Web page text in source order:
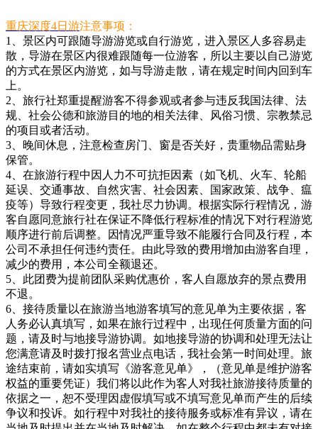
重庆深度4日游注意事项：
1、景区内可跟随导游游览或自行游览，进入景区人多容易走
散，导游在景区内很难跟随每一位游客，所以主要以自己游览
的方式在景区内游览，如与导游走散，请在规定时间内回到车
上。
2、旅行社郑重提醒游客不得参观或者参与违反我国法律、法
规、社会公德和旅游目的地的相关法律、风俗习惯、宗教禁忌
的项目或者活动。
3、晚间休息，注意检查房门、窗是否关好，贵重物品需贴身
保管。
4、在旅游行程中因人力不可抗拒因素（如飞机、火车、轮船
延误、交通事故、自然灾害、社会因素、国家政策、战争、瘟
疫等）导致行程变更，我社尽力协调。根据实际行程情况，游
客自愿同意旅行社在保证不降低行程标准的情况下对行程游览
顺序进行前后调整。因情况严重导致不能履行合同及行程，本
公司不承担任何违约责任。由此导致的费用增加由游客自理，
减少的费用，本公司全额退还。
5、此团费为提前团队采购优惠价，客人自愿放弃的景点费用
不退。
6、接待质量以在旅游当地游客填写的意见单为主要依据，客
人务必认真填写，如果在旅行过程中，出现任何质量方面的问
题，请及时与地接导游协调。如地接导游的协调和处理无法让
您满意请及时拨打报名营业点电话，我社会第一时间处理。旅
途结束前，请如实填写《游客意见单》，（意见单是维护游客
权益的重要凭证）我们将以此作为客人对我社旅游接待质量的
依据之一，恕不受理因虚假填写或不填写意见单而产生的后续
争议和投诉。如行程中对我社的接待服务或标准有异议，请在